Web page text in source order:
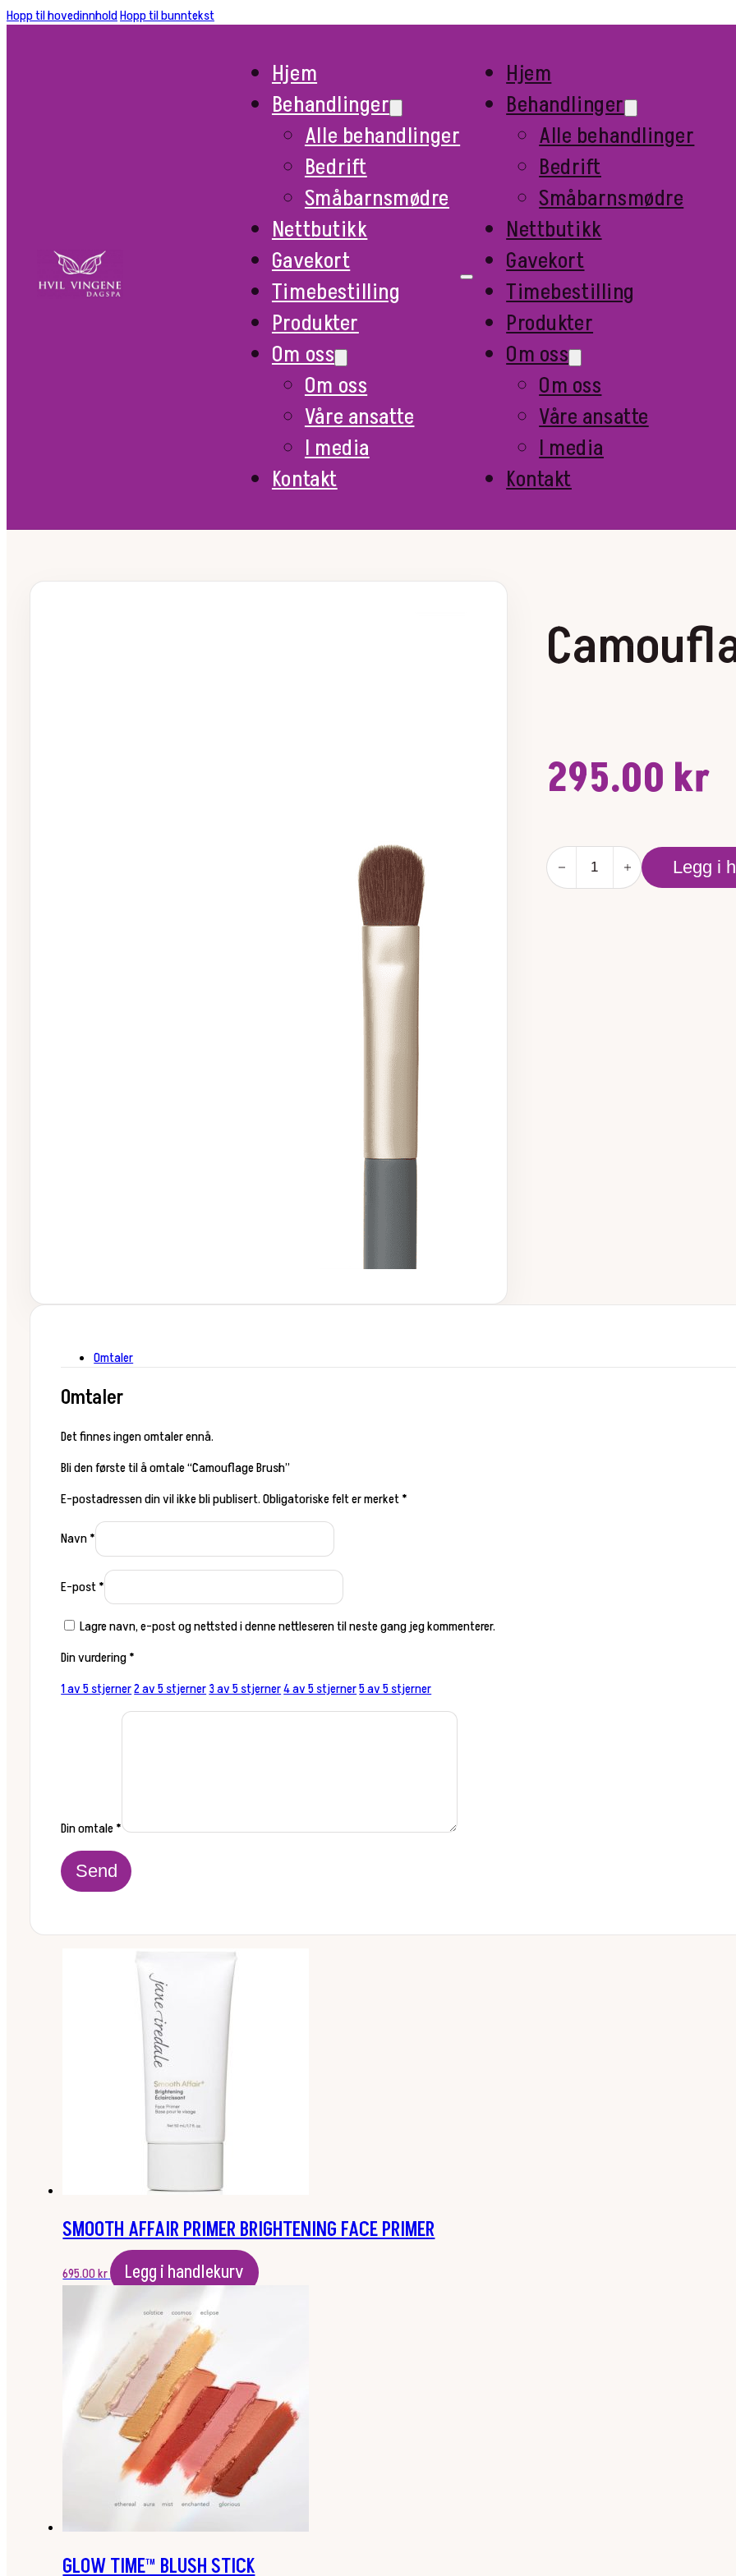
Hopp til hovedinnholdHopp til bunntekst
Hjem
Behandlinger
Alle behandlinger
Bedrift
Småbarnsmødre
Nettbutikk
Gavekort
Timebestilling
Produkter
Om oss
Om oss
Våre ansatte
I media
Kontakt
Hjem
Behandlinger
Alle behandlinger
Bedrift
Småbarnsmødre
Nettbutikk
Gavekort
Timebestilling
Produkter
Om oss
Om oss
Våre ansatte
I media
Kontakt
295.00 kr
Camouflage
Brush
antall
Legg i
Omtaler
Omtaler
Det finnes ingen omtaler ennå.
Bli den første til å omtale “Camouflage Brush”
E-postadressen din vil ikke bli publisert.Obligatoriske felt er merket*
Navn*
E-post*
Lagre navn, e-post og nettsted i denne nettleseren til neste gang jeg kommenterer.
Din vurdering*
1 av 5 stjerner2 av 5 stjerner3 av 5 stjerner4 av 5 stjerner5 av 5 stjerner
Din omtale*
SMOOTH AFFAIR PRIMER BRIGHTENING FACE PRIMER
695.00kr Legg i handlekurv
GLOW TIME™ BLUSH STICK